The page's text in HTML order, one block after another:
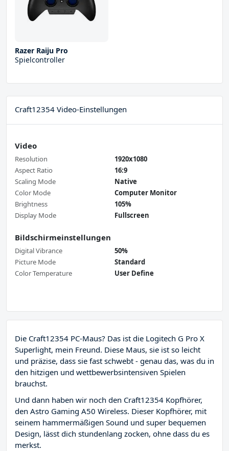
Razer Raiju Pro
Spielcontroller
Craft12354 Video-Einstellungen
Video
Resolution
1920x1080
Aspect Ratio
16:9
Scaling Mode
Native
Color Mode
Computer Monitor
Brightness
105%
Display Mode
Fullscreen
Bildschirmeinstellungen
Digital Vibrance
50%
Picture Mode
Standard
Color Temperature
User Define
Die Craft12354 PC-Maus? Das ist die Logitech G Pro X
Superlight, mein Freund. Diese Maus, sie ist so leicht
und präzise, dass sie fast schwebt - genau das, was du in
den hitzigen und wettbewerbsintensiven Spielen
brauchst.
Und dann haben wir noch den Craft12354 Kopfhörer,
den Astro Gaming A50 Wireless. Dieser Kopfhörer, mit
seinem hammermäßigen Sound und super bequemen
Design, lässt dich stundenlang zocken, ohne dass du es
merkst.